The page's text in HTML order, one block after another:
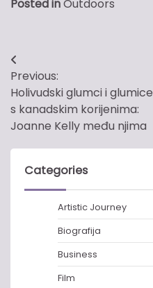
Posted inOutdoors
Post
navigation
Previous:
Holivudski glumci i glumice
s kanadskim korijenima:
Joanne Kelly među njima
Categories
Artistic Journey
Biografija
Business
Film